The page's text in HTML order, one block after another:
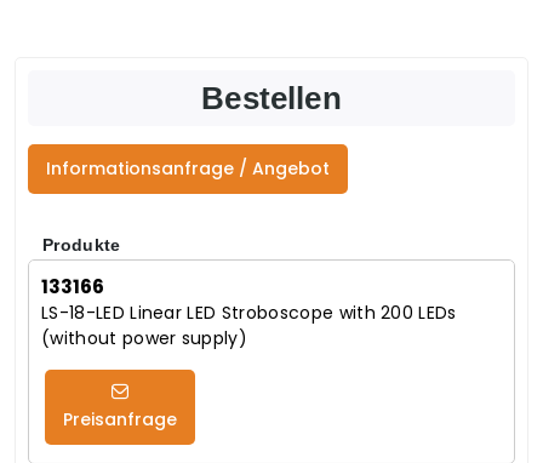
Bestellen
Informationsanfrage / Angebot
Produkte
133166
LS-18-LED Linear LED Stroboscope with 200 LEDs
(without power supply)
Preisanfrage